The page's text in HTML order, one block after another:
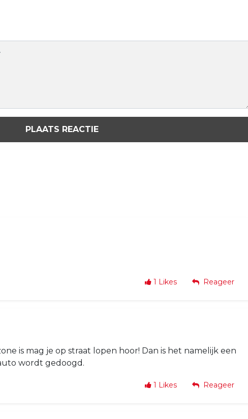
PLAATS REACTIE
1 Likes Reageer
is mag je op straat lopen hoor! Dan is het namelijk een
wordt gedoogd.
1 Likes Reageer